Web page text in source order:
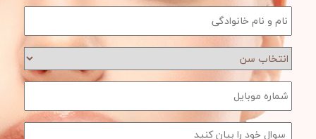
نام و نام خانوادگی
انتخاب سن
شماره موبایل
سوال خود را بیان کنید